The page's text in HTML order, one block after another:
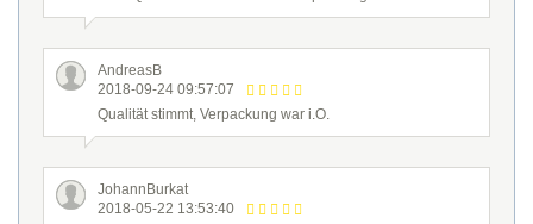
AndreasB
2018-09-24 09:57:07
Qualität stimmt, Verpackung war i.O.
JohannBurkat
2018-05-22 13:53:40